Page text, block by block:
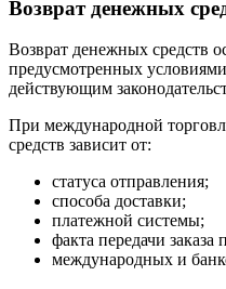
Возврат денежных
Возврат денежных средств
предусмотренных
действующим
При международной
средств зависит от:
статуса отправления;
способа доставки;
платежной системы;
факта передачи заказа
международных и